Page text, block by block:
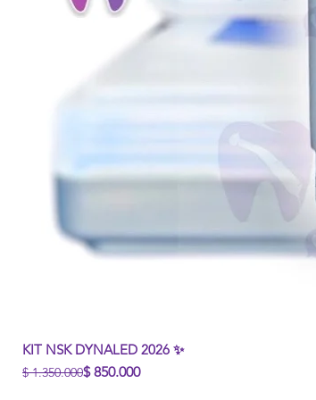
KIT NSK DYNALED 2026 ✨
Precio
$ 1.350.000
Precio de oferta
$ 850.000